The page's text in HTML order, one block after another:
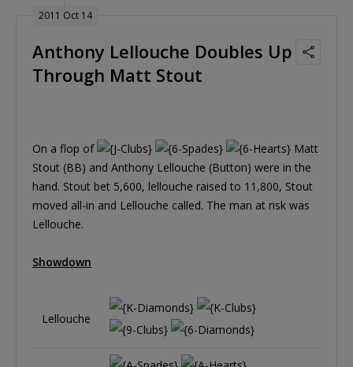
2011 Oct 14
Anthony Lellouche Doubles Up
Through Matt Stout
On a flop of
Matt
Stout (BB) and Anthony Lellouche (Button) were in the
hand. Stout bet 5,600, lellouche raised to 11,800, Stout
moved all-in and Lellouche called. The man at risk was
Lellouche.
Showdown
Lellouche